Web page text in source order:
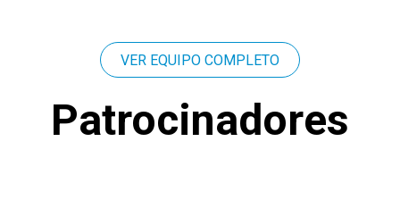
VER EQUIPO COMPLETO
Patrocinadores